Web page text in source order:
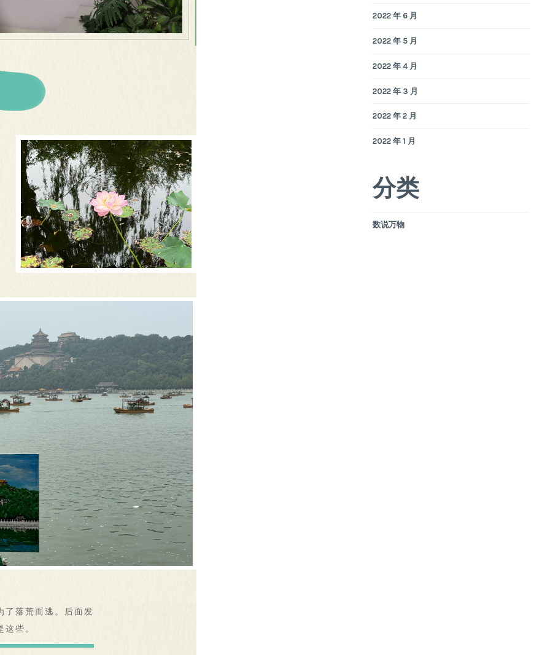
了落荒而逃。后面发
些。
2022 年 6 月
2022 年 5 月
2022 年 4 月
2022 年 3 月
2022 年 2 月
2022 年 1 月
分类
数说万物